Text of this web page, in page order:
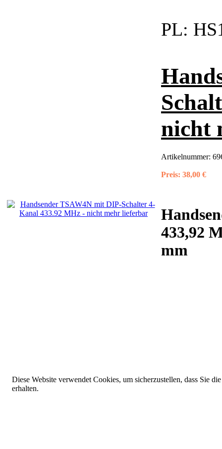
PL:
nicht
Artikelnummer:
Preis: 38,00 €
433,92
mm
Diese Website verwendet Cookies, um sicherzustellen, dass Sie
erhalten.